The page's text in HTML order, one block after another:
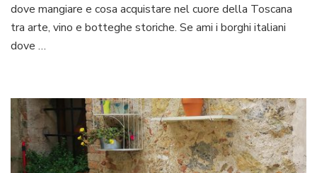
dove mangiare e cosa acquistare nel cuore della Toscana
tra arte, vino e botteghe storiche. Se ami i borghi italiani
dove …